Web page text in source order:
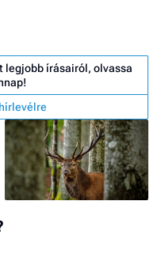
-
legjobb írásairól, olvassa